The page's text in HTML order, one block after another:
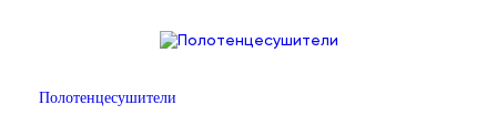
Полотенцесушители